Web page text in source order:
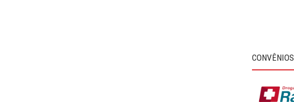
CONVÊNIOS